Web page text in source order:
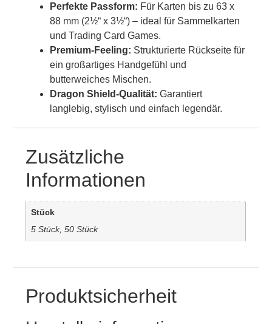
Perfekte Passform: Für Karten bis zu 63 x
88 mm (2½“ x 3½“) – ideal für Sammelkarten
und Trading Card Games.
Premium-Feeling: Strukturierte Rückseite für
ein großartiges Handgefühl und
butterweiches Mischen.
Dragon Shield-Qualität: Garantiert
langlebig, stylisch und einfach legendär.
Zusätzliche
Informationen
Stück
5 Stück, 50 Stück
Produktsicherheit